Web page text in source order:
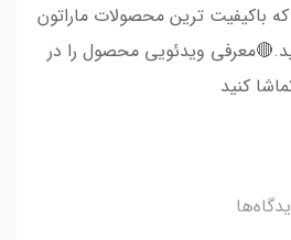
که اکرمی یدکی درجه A که باکیفیت ترین محصولات ماراتون
ویدئویی محصول را در
کنید